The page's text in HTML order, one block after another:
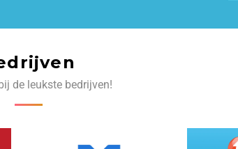
de leukste bedrijven!